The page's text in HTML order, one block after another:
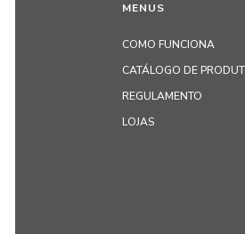
MENUS
COMO FUNCIONA
CATÁLOGO DE
REGULAMENTO
LOJAS